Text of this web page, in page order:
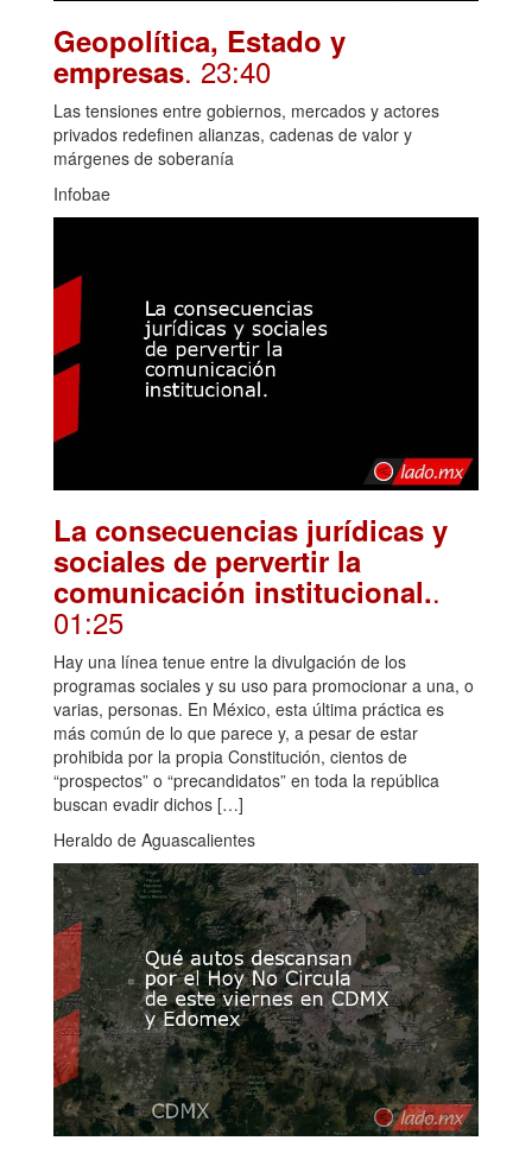
Geopolítica, Estado y
empresas. 23:40
Las tensiones entre gobiernos, mercados y actores
privados redefinen alianzas, cadenas de valor y
márgenes de soberanía
Infobae
La consecuencias jurídicas y
sociales de pervertir la
comunicación institucional..
01:25
Hay una línea tenue entre la divulgación de los
programas sociales y su uso para promocionar a una, o
varias, personas. En México, esta última práctica es
más común de lo que parece y, a pesar de estar
prohibida por la propia Constitución, cientos de
“prospectos” o “precandidatos” en toda la república
buscan evadir dichos […]
Heraldo de Aguascalientes